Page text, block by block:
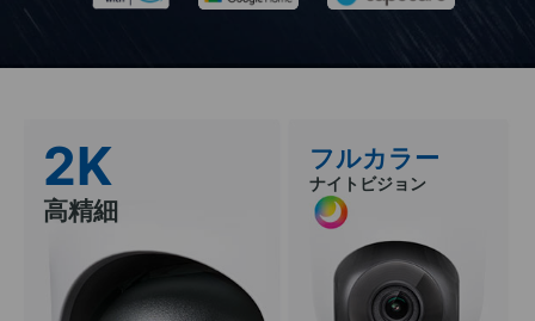
2K
高精細
フルカラー
ナイトビジョン